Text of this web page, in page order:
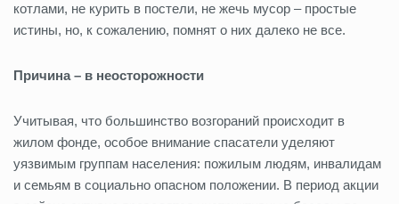
котлами, не курить в постели, не жечь мусор – простые
истины, но, к сожалению, помнят о них далеко не все.
Причина – в неосторожности
Учитывая, что большинство возгораний происходит в
жилом фонде, особое внимание спасатели уделяют
уязвимым группам населения: пожилым людям, инвалидам
и семьям в социально опасном положении. В период акции